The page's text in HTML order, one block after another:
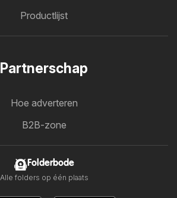
Productlijst
Partnerschap
Hoe adverteren
B2B-zone
Folderbode
Alle folders op één plaats